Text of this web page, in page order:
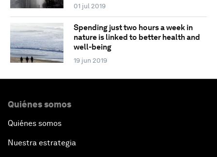
01 jul 2019
Spending just two hours a week in
nature is linked to better health and
well-being
19 jun 2019
Quiénes somos
Quiénes somos
Nuestra estrategia